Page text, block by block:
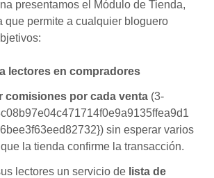
presentamos el Módulo de Tienda,
que permite a cualquier bloguero
lectores en compradores
comisiones por cada venta (3-
sin esperar varios
la tienda confirme la transacción.
lectores un servicio de lista de